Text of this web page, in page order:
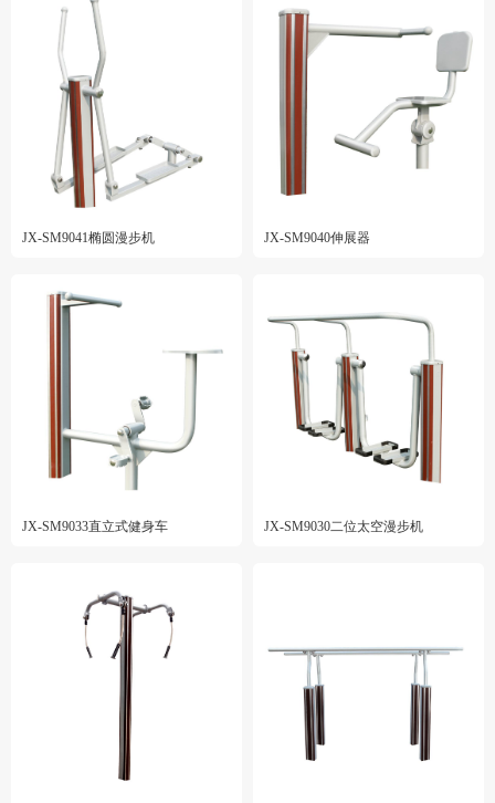
JX-SM9041椭圆漫步机 JX-SM9040伸展器
JX-SM9033直立式健身车 JX-SM9030二位太空漫步机